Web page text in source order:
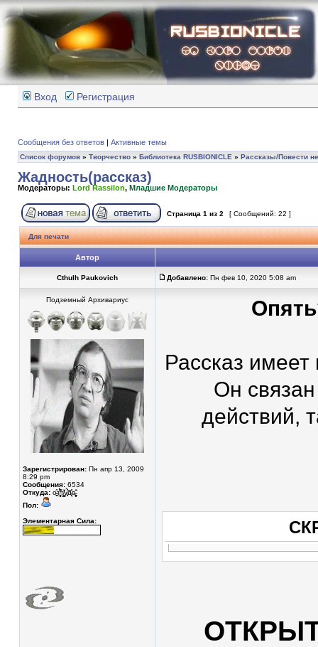
Вход Регистрация
Сообщения без ответов | Активные темы
Список форумов » Творчество » Библиотека RUSBIONICLE » Рассказы/Повести
Жадность(рассказ)
Модераторы: Lord Rassilon, Младшие Модераторы
Страница 1 из 2 [ Сообщений: 22 ]
Для печати
Автор
Cthulh Paukovich Добавлено: Пн фев 10, 2020 5:08 am
Подземный Архивариус
Зарегистрирован: Пн апр 13, 2009
8:29 pm
Сообщения: 6534
Откуда: о̴̥̳̂т̸̥͎̲̮̖̽́̈́͆т̸̛̛͇͙͓̼̠̐у̷͓̾̀͝͝͝д̷̘̈а̵̧̩͓̬͚̊̄͘
Пол:
Элементарная Сила:
Рассказ
Он
действий,